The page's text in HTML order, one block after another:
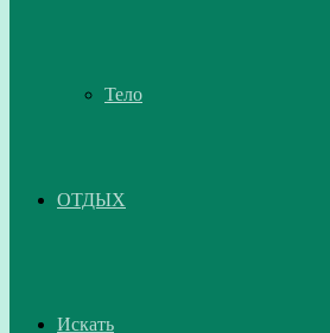
Тело
ОТДЫХ
Искать